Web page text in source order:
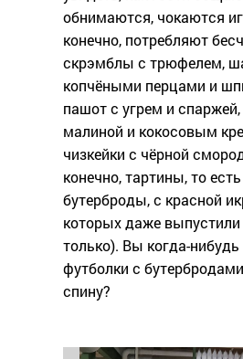
обнимаются, чокаются
конечно, потребляют
скрэмблы с трюфелем,
копчёными перцами и
пашот с угрем и
малиной и кокосовым
чизкейки с чёрной
конечно, тартины, то
бутерброды, с красной
которых даже выпустили
только). Вы когда-нибудь
футболки с
спину?